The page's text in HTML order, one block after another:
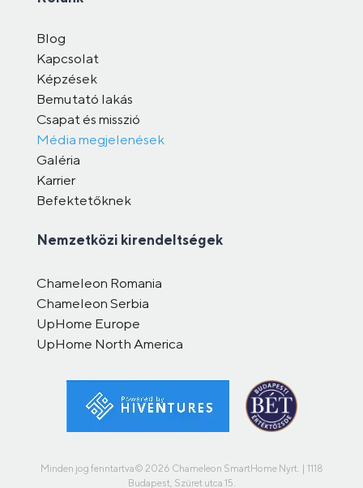
Blog
Kapcsolat
Képzések
Bemutató lakás
Csapat és misszió
Média megjelenések
Galéria
Karrier
Befektetőknek
Nemzetközi kirendeltségek
Chameleon Romania
Chameleon Serbia
UpHome Europe
UpHome North America
Minden jog fenntartva© 2026 Chameleon SmartHome Nyrt. | 1118
Budapest, Szüret utca 15.